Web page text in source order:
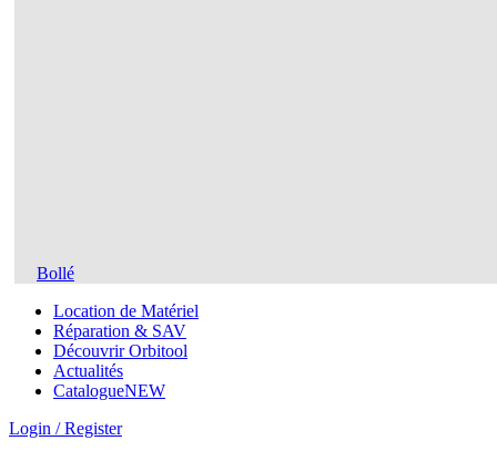
Bollé
Location de Matériel
Réparation & SAV
Découvrir Orbitool
Actualités
CatalogueNEW
Login / Register